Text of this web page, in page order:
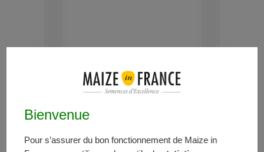
und akzeptiere sie.
Die mit diesem Formular
Bienvenue
Pour s’assurer du bon fonctionnement de Maize in